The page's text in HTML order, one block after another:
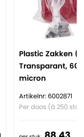
Plastic Zakken
Transparant, 60
micron
Artikelnr: 6002871
Per doos (à 250